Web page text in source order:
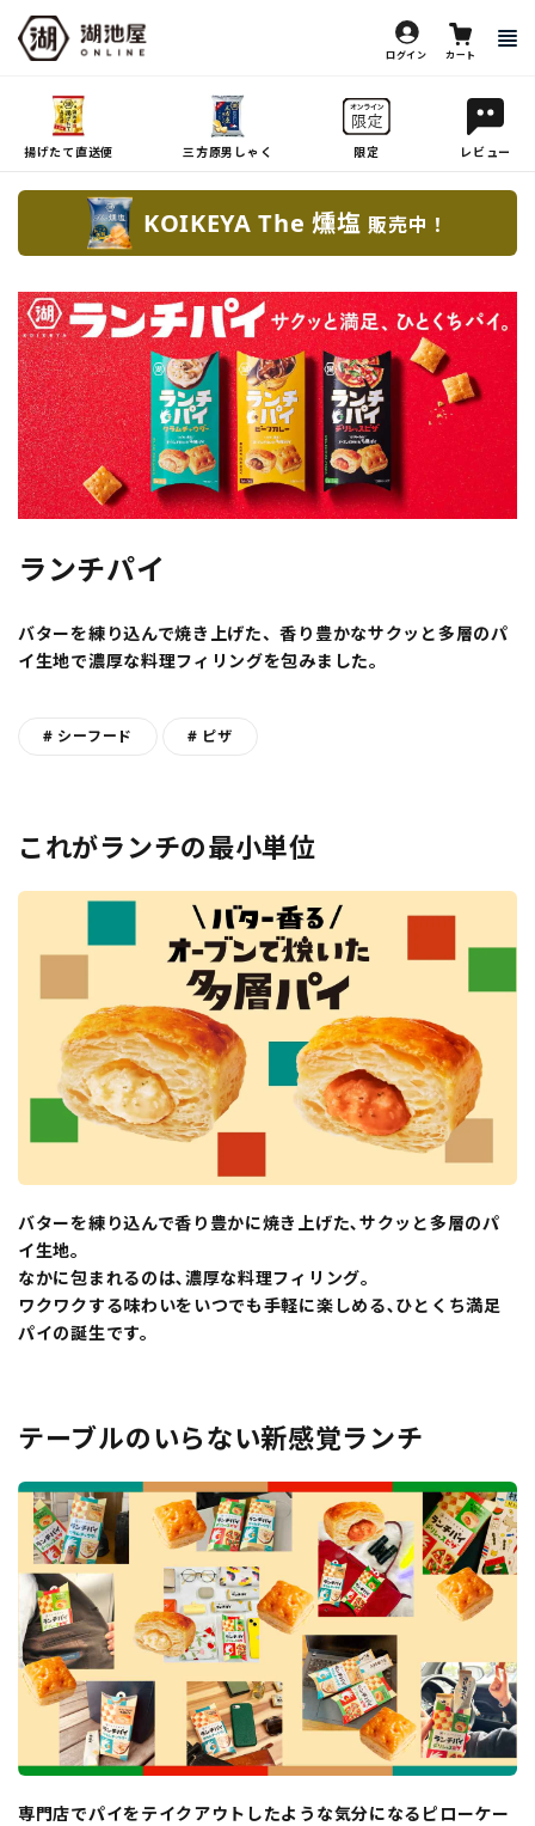
ログイン カート
揚げたて直送便 三方原男しゃく 限定 レビュー
KOIKEYA The 燻塩 販売中！
ランチパイ
バターを練り込んで焼き上げた、香り豊かなサクッと多層のパ
イ生地で濃厚な料理フィリングを包みました。
# シーフード # ピザ
これがランチの最小単位
バターを練り込んで香り豊かに焼き上げた､サクッと多層のパ
イ生地｡
なかに包まれるのは､濃厚な料理フィリング｡
ワクワクする味わいをいつでも手軽に楽しめる､ひとくち満足
パイの誕生です。
テーブルのいらない新感覚ランチ
専門店でパイをテイクアウトしたような気分になるピローケー